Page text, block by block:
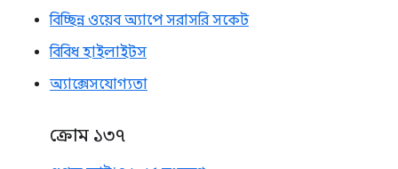
বিচ্ছিন্ন ওয়েব অ্যাপে সরাসরি সকেট
বিবিধ হাইলাইটস
অ্যাক্সেসযোগ্যতা
ক্রোম ১৩৭